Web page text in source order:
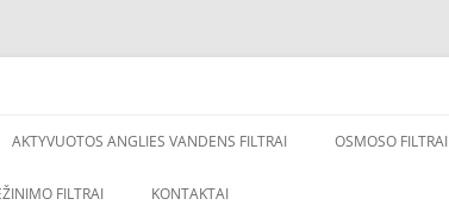
AKTYVUOTOS ANGLIES VANDENS FILTRAI OSMOSO FILTRAI
FILTRAI KONTAKTAI